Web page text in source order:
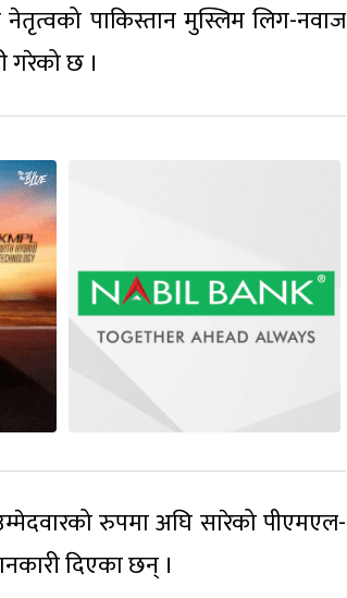
पाकिस्तान मुस्लिम लिग-नवाज
गरेको छ ।
रुपमा अघि सारेको पीएमएल-
दिएका छन् ।